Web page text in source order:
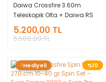
Daiwa Crossfire 3.60m
Teleskopik Olta + Daiwa RS
4000 Makine + Asso Misina
Sarılı Set + Taşıma Çantası
Hediyeli
5.200,00 TL
5.500,00 TL
%10
Hediyeli